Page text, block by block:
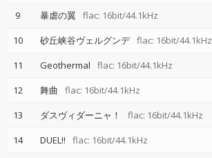
9 暴虐の翼 flac: 16bit/44.1kHz
10
砂丘峡谷ヴェルグンデ flac: 16bit/44.1kHz
11
Geothermal flac: 16bit/44.1kHz
12
舞曲 flac: 16bit/44.1kHz
13
ダスヴィダーニャ！ flac: 16bit/44.1kHz
14
DUEL!! flac: 16bit/44.1kHz